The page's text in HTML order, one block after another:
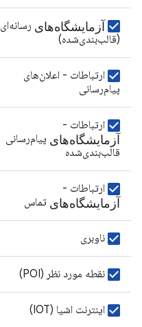
آزمایشگاه‌های رسانه‌ای
(قالب‌بندی‌شده)
ارتباطات - اعلان‌های
پیام‌رسانی
ارتباطات -
آزمایشگاه‌های پیام‌رسانی
قالب‌بندی‌شده
ارتباطات -
آزمایشگاه‌های تماس
ناوبری
نقطه مورد نظر (POI)
اینترنت اشیا (IOT)